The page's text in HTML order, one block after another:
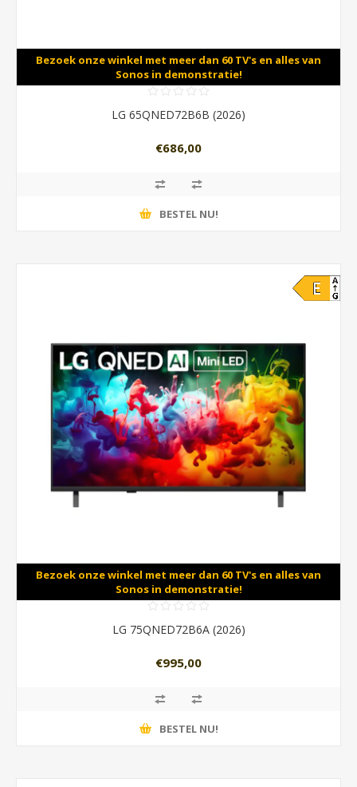
Bezoek onze winkel met meer dan 60 TV's en alles van
Sonos in demonstratie!
LG 65QNED72B6B (2026)
€686,00
BESTEL NU!
Bezoek onze winkel met meer dan 60 TV's en alles van
Sonos in demonstratie!
LG 75QNED72B6A (2026)
€995,00
BESTEL NU!